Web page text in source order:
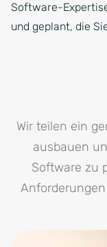
Software-
und geplant, die
Wir teilen ein
ausbauen
Software zu